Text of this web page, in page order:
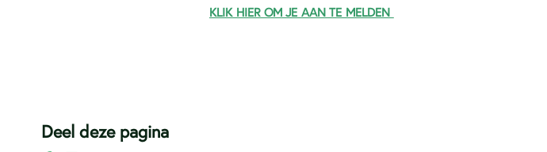
KLIK HIER OM JE AAN TE MELDEN
Deel deze pagina